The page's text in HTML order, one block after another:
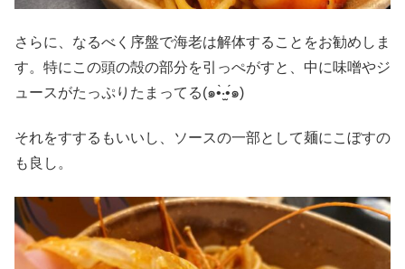
さらに、なるべく序盤で海老は解体することをお勧めしま
す。特にこの頭の殻の部分を引っぺがすと、中に味噌やジ
ュースがたっぷりたまってる(๑•̀‧̫•́๑)
それをすするもいいし、ソースの一部として麺にこぼすの
も良し。